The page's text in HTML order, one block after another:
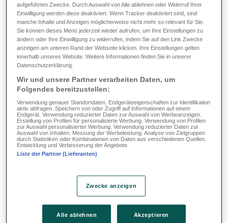
HOSPITAL HEALTH
Herunterladen
Herunterladen
aufgeführten Zwecke. Durch Auswahl von Alle ablehnen oder Widerruf Ihrer
Einwilligung werden diese deaktiviert. Wenn Tracker deaktiviert sind, sind
manche Inhalte und Anzeigen möglicherweise nicht mehr so relevant für Sie.
Sie können dieses Menü jederzeit wieder aufrufen, um Ihre Einstellungen zu
ändern oder Ihre Einwilligung zu widerrufen, indem Sie auf den Link Zwecke
anzeigen am unteren Rand der Webseite klicken. Ihre Einstellungen gelten
innerhalb unseres Website. Weitere Informationen finden Sie in unserer
Datenschutzerklärung.
Wir und unsere Partner verarbeiten Daten, um
Folgendes bereitzustellen:
Verwendung genauer Standortdaten. Endgeräteeigenschaften zur Identifikation
aktiv abfragen. Speichern von oder Zugriff auf Informationen auf einem
Endgerät. Verwendung reduzierter Daten zur Auswahl von Werbeanzeigen.
Erstellung von Profilen für personalisierte Werbung. Verwendung von Profilen
zur Auswahl personalisierter Werbung. Verwendung reduzierter Daten zur
Auswahl von Inhalten. Messung der Werbeleistung. Analyse von Zielgruppen
durch Statistiken oder Kombinationen von Daten aus verschiedenen Quellen.
Entwicklung und Verbesserung der Angebote.
Liste der Partner (Lieferanten)
Zwecke anzeigen
Alle ablehnen Akzeptieren